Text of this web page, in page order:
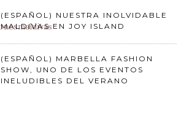
(ESPAÑOL) NUESTRA INOLVIDABLE
MALDIVAS EN JOY ISLAND
(ESPAÑOL) MARBELLA FASHION
SHOW, UNO DE LOS EVENTOS
INELUDIBLES DEL VERANO